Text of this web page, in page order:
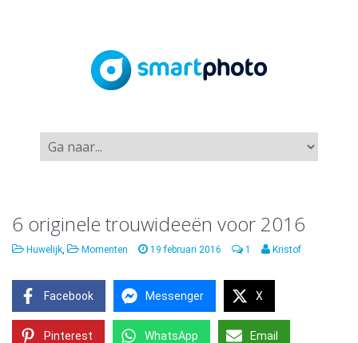
6 originele trouwideeën voor 2016
Huwelijk, Momenten 19 februari 2016 1 Kristof
Facebook Messenger X
Pinterest WhatsApp Email